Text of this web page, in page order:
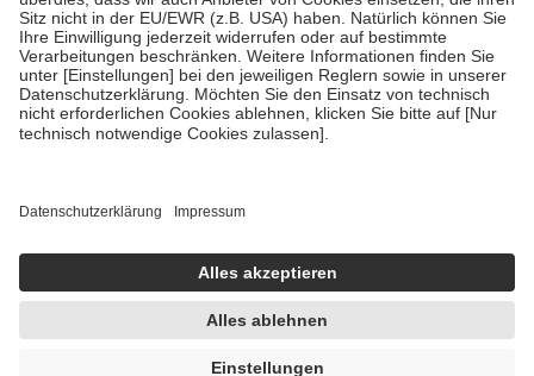
mit Ausnahme der Fahrkosten
• Untersuchungen zur Vorsorge und Früherkennung, die von der
GKV getragen werden
• empfohlenen Schutzimpfungen
• Harn- und Blutteststreifen
getroffen, um sicherzustellen, dass es sich um echte Bewertungen
https://help.etrusted.com/hc/de/articles/4419944605341
Einige Bilder und Inhalte wurden unter Zuhilfenahme künstlicher